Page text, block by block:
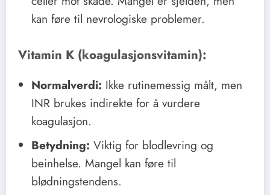
kan føre til nevrologiske problemer.
Vitamin K (koagulasjonsvitamin):
Normalverdi: Ikke rutinemessig målt, men
INR brukes indirekte for å vurdere
koagulasjon.
Betydning: Viktig for blodlevring og
beinhelse. Mangel kan føre til
blødningstendens.